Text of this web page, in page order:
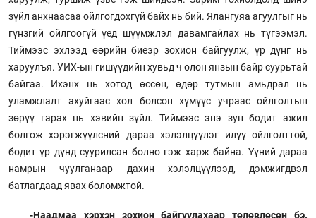
зүйл анхнаасаа ойлгогдохгүй байх нь бий. Ялангуяа агуулгыг нь
гүнзгий ойлгоогүй үед шүүмжлэл давамгайлах нь түгээмэл.
Тиймээс эхлээд өөрийн биеэр зохион байгуулж, үр дүнг нь
харуулъя. УИХ-ын гишүүдийн хувьд ч олон янзын байр суурьтай
байгаа. Ихэнх нь хотод өссөн, өдөр тутмын амьдрал нь
уламжлалт ахуйгаас хол болсон хүмүүс учраас ойлголтын
зөрүү гарах нь хэвийн зүйл. Тиймээс энэ зун бодит ажил
болгож хэрэгжүүлсний дараа хэлэлцүүлэг илүү ойлголттой,
бодит үр дүнд суурилсан болно гэж харж байна. Үүний дараа
намрын чуулганаар дахин хэлэлцүүлээд, дэмжигдвэл
батлагдаад явах боломжтой.
-Наадмаа хэрхэн зохион байгуулахаар төлөвлөсөн бэ.